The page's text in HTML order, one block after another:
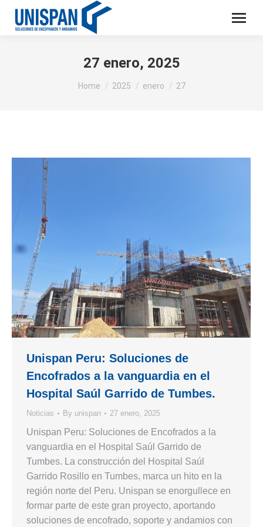
27 enero, 2025
You are here:
Home 2025 enero 27
Unispan Peru: Soluciones de
Encofrados a la vanguardia en el
Hospital Saúl Garrido de Tumbes.
Noticias By unispan 27 enero, 2025
Unispan Peru: Soluciones de Encofrados a la
vanguardia en el Hospital Saúl Garrido de
Tumbes. La construcción del Hospital Saúl
Garrido Rosillo en Tumbes, marca un hito en la
región norte del Peru. Unispan se enorgullece en
formar parte de este gran proyecto, aportando
soluciones de encofrado, soporte y andamios con